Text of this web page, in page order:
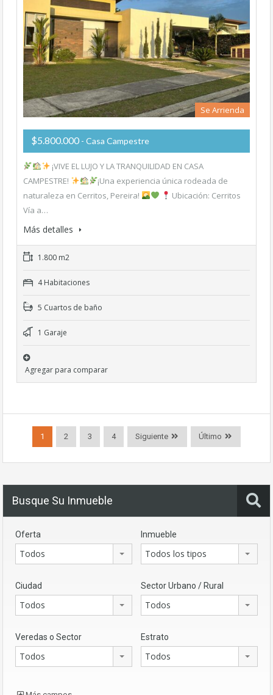
Se Arrienda
$5.800.000 - Casa Campestre
¡VIVE EL LUJO Y LA TRANQUILIDAD EN CASA
CAMPESTRE!
¡Una experiencia única rodeada de
naturaleza en Cerritos, Pereira!
Ubicación: Cerritos
Vía a…
Más detalles
1.800 m2
4 Habitaciones
5 Cuartos de baño
1 Garaje
Agregar para comparar
1 2 3 4 Siguiente Último
Busque Su Inmueble
Oferta
Todos
Inmueble
Todos los tipos
Ciudad
Todos
Sector Urbano / Rural
Todos
Veredas o Sector
Todos
Estrato
Todos